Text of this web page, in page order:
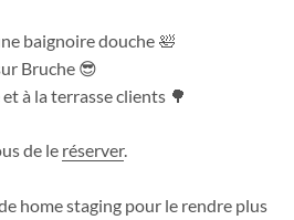
baignoire douche 🛀
Bruche 😎
à la terrasse clients 🌳
de le réserver.
home staging pour le rendre plus